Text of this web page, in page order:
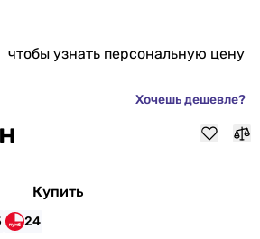
чтобы узнать персональную цену
Хочешь дешевле?
Купить
24